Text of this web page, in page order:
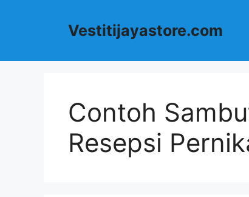
Vestitijayastore.com
Contoh
Resepsi